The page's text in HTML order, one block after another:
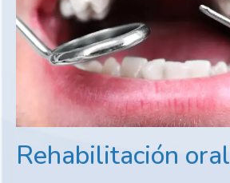
Rehabilitación oral